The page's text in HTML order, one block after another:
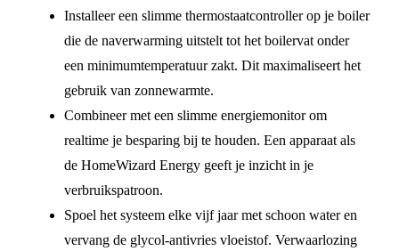
Installeer een slimme thermostaatcontroller op je boiler
die de naverwarming uitstelt tot het boilervat onder
een minimumtemperatuur zakt. Dit maximaliseert het
gebruik van zonnewarmte.
Combineer met een slimme energiemonitor om
realtime je besparing bij te houden. Een apparaat als
de HomeWizard Energy geeft je inzicht in je
verbruikspatroon.
Spoel het systeem elke vijf jaar met schoon water en
vervang de glycol-antivries vloeistof. Verwaarlozing